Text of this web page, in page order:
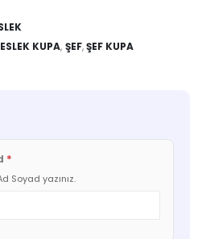
KUPA, ŞEF,ŞEF KUPA
*
Soyad yazınız.